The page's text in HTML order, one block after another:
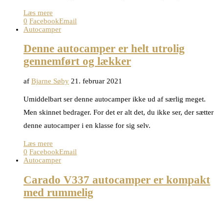
Læs mere
0 FacebookEmail
Autocamper
Denne autocamper er helt utrolig
gennemført og lækker
af Bjarne Søby 21. februar 2021
Umiddelbart ser denne autocamper ikke ud af særlig meget.
Men skinnet bedrager. For det er alt det, du ikke ser, der sætter
denne autocamper i en klasse for sig selv.
Læs mere
0 FacebookEmail
Autocamper
Carado V337 autocamper er kompakt
med rummelig